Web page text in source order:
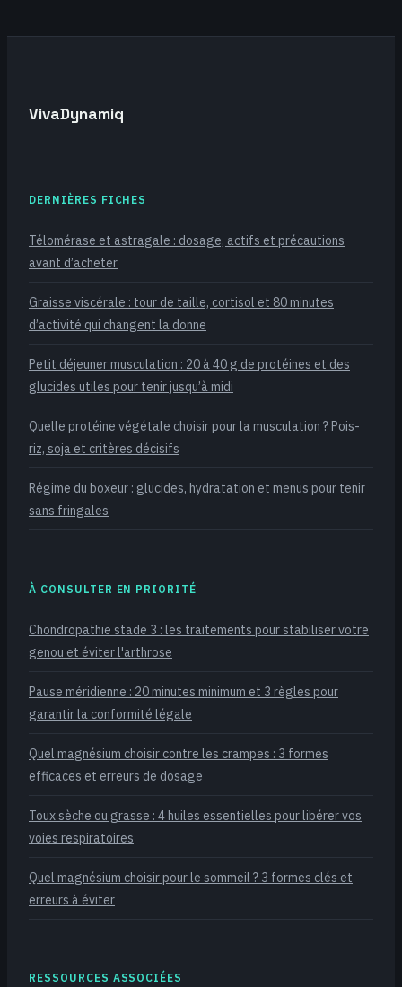
VivaDynamiq
DERNIÈRES FICHES
Télomérase et astragale : dosage, actifs et précautions
avant d’acheter
Graisse viscérale : tour de taille, cortisol et 80 minutes
d’activité qui changent la donne
Petit déjeuner musculation : 20 à 40 g de protéines et des
glucides utiles pour tenir jusqu’à midi
Quelle protéine végétale choisir pour la musculation ? Pois-
riz, soja et critères décisifs
Régime du boxeur : glucides, hydratation et menus pour tenir
sans fringales
À CONSULTER EN PRIORITÉ
Chondropathie stade 3 : les traitements pour stabiliser votre
genou et éviter l'arthrose
Pause méridienne : 20 minutes minimum et 3 règles pour
garantir la conformité légale
Quel magnésium choisir contre les crampes : 3 formes
efficaces et erreurs de dosage
Toux sèche ou grasse : 4 huiles essentielles pour libérer vos
voies respiratoires
Quel magnésium choisir pour le sommeil ? 3 formes clés et
erreurs à éviter
RESSOURCES ASSOCIÉES